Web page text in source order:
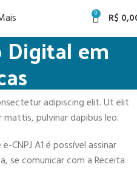
0 R$
em
adipiscing elit. Ut elit
pulvinar dapibus leo.
CNPJ A1 é possível assinar
se comunicar com a Receita